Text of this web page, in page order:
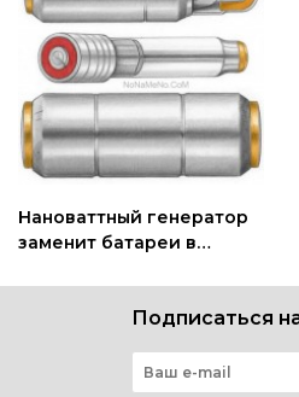
Нановаттный генератор
заменит батареи в
Подписаться